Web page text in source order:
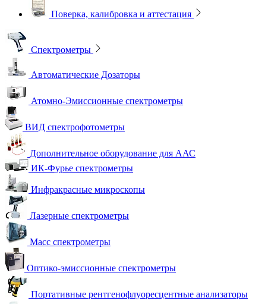
Поверка, калибровка и аттестация
Спектрометры
Автоматические Дозаторы
Атомно-Эмиссионные спектрометры
ВИД спектрофотометры
Дополнительное оборудование для ААС
ИК-Фурье спектрометры
Инфракрасные микроскопы
Лазерные спектрометры
Масс спектрометры
Оптико-эмиссионные спектрометры
Портативные рентгенофлуоресцентные анализаторы